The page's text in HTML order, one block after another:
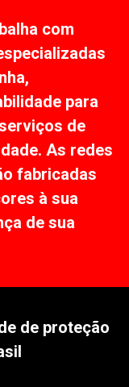
com
para
de
As redes
fabricadas
à sua
de sua
de proteção